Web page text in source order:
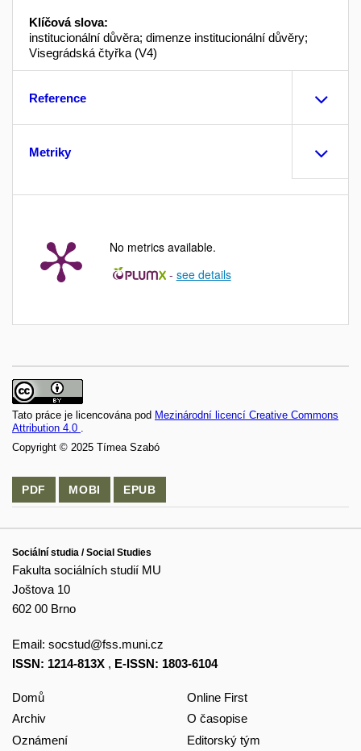
Klíčová slova:
institucionální důvěra; dimenze institucionální důvěry;
Visegrádská čtyřka (V4)
Reference
Metriky
No metrics available.
- see details
Tato práce je licencována pod Mezinárodní licencí Creative Commons
Attribution 4.0 .
Copyright © 2025 Tímea Szabó
PDF MOBI EPUB
Sociální studia / Social Studies
Fakulta sociálních studií MU
Joštova 10
602 00 Brno
Email: socstud@fss.muni.cz
ISSN: 1214-813X , E-ISSN: 1803-6104
Domů
Archiv
Oznámení
Online First
O časopise
Editorský tým